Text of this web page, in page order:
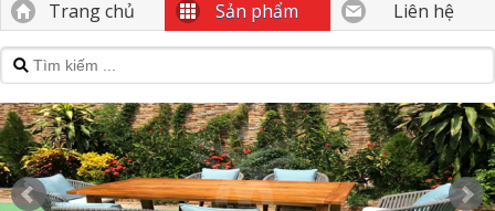
Trang chủ Sản phẩm Liên hệ